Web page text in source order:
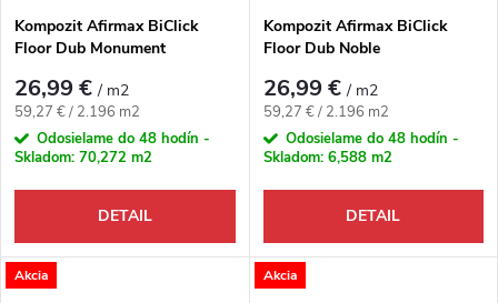
Kompozit Afirmax BiClick
Floor Dub Monument
26,99 €/ m2
Jednotková cena:
59,27 € / 2.196 m2
Odosielame do 48 hodín -
Skladom: 70,272 m2
DETAIL
Kompozit Afirmax BiClick
Floor Dub Noble
26,99 €/ m2
Jednotková cena:
59,27 € / 2.196 m2
Odosielame do 48 hodín -
Skladom: 6,588 m2
DETAIL
Akcia Akcia